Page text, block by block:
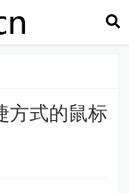
方式的鼠标